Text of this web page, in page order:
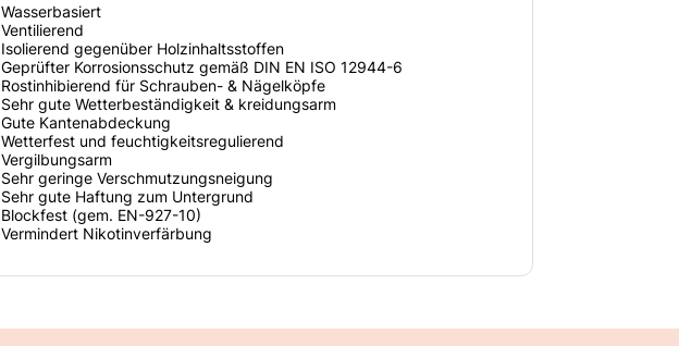
Wasserbasiert
Ventilierend
Isolierend gegenüber Holzinhaltsstoffen
Geprüfter Korrosionsschutz gemäß DIN EN ISO 12944-6
Rostinhibierend für Schrauben- & Nägelköpfe
Sehr gute Wetterbeständigkeit & kreidungsarm
Gute Kantenabdeckung
Wetterfest und feuchtigkeitsregulierend
Vergilbungsarm
Sehr geringe Verschmutzungsneigung
Sehr gute Haftung zum Untergrund
Blockfest (gem. EN-927-10)
Vermindert Nikotinverfärbung